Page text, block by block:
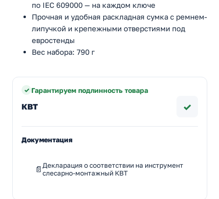
по IEC 609000 — на каждом ключе
Прочная и удобная раскладная сумка с ремнем-
липучкой и крепежными отверстиями под
евростенды
Вес набора: 790 г
Гарантируем подлинность товара
КВТ ✓
Документация
Декларация о соответствии на инструмент
слесарно-монтажный КВТ